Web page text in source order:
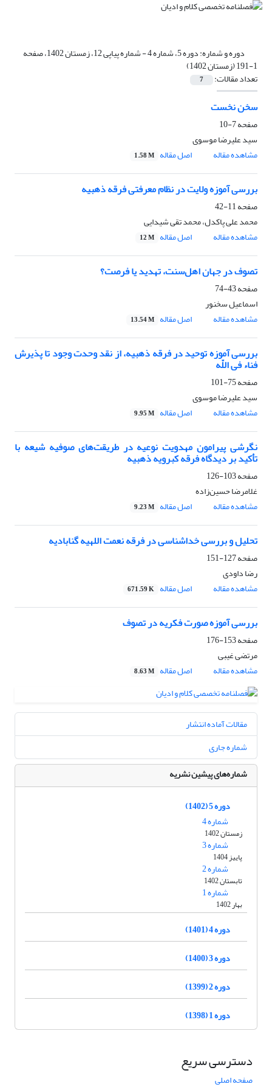
دوره و شماره: دوره 5، شماره 4 - شماره پیاپی 12، زمستان 1402، صفحه
1-191 (زمستان 1402)
تعداد مقالات: 7
سخن نخست
صفحه7-10
سید علیرضا موسوی
مشاهده مقاله
اصل مقاله 1.58 M
بررسی آموزه ولایت در نظام معرفتی فرقه ذهبیه
صفحه11-42
محمد علی پاکدل، محمد تقی شیدایی
مشاهده مقاله
اصل مقاله 12 M
تصوف در جهان اهل‌سنت، تهدید یا فرصت؟
صفحه43-74
اسماعیل سخنور
مشاهده مقاله
اصل مقاله 13.54 M
بررسی آموزه توحید در فرقه ذهبیه، از نقد وحدت وجود تا پذیرش
فناء فی اللّه
صفحه75-101
سید علیرضا موسوی
مشاهده مقاله
اصل مقاله 9.95 M
نگرشی پیرامون مهدویت نوعیه در طریقت‌های صوفیه شیعه با
تأکید بر دیدگاه فرقه کبرویه ذهبیه
صفحه103-126
غلامرضا حسین‌زاده
مشاهده مقاله
اصل مقاله 9.23 M
تحلیل و بررسی خداشناسی در فرقه نعمت اللهیه گنابادیه
صفحه127-151
رضا داودی
مشاهده مقاله
اصل مقاله 671.59 K
بررسی آموزه صورت فکریه در تصوف
صفحه153-176
مرتضی غیبی
مشاهده مقاله
اصل مقاله 8.63 M
مقالات آماده انتشار
شماره جاری
شماره‌های پیشین نشریه
دوره 5 (1402)
شماره 4
زمستان 1402
شماره 3
پاییز 1404
شماره 2
تابستان 1402
شماره 1
بهار 1402
دوره 4 (1401)
دوره 3 (1400)
دوره 2 (1399)
دوره 1 (1398)
دسترسی سریع
صفحه اصلی